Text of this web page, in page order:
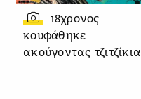
18χρονος
κουφάθηκε
ακούγοντας τζιτζίκια